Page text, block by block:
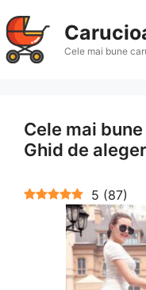
la
conținut
Cele mai bune
Cele mai
Ghid de
5 (87)